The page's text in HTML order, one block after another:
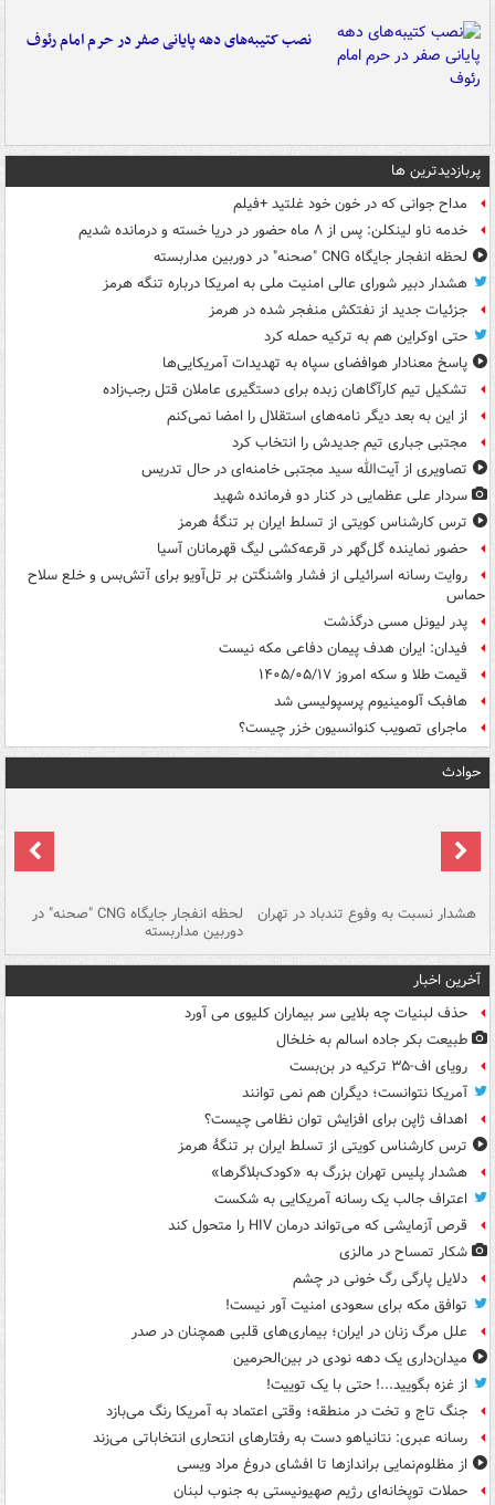
نصب کتیبه‌های دهه پایانی صفر در حرم امام رئوف
پربازدیدترین ها
مداح جوانی که در خون خود غلتید +فیلم
خدمه ناو لینکلن: پس از ۸ ماه حضور در دریا خسته و درمانده‌ شدیم
لحظه انفجار جایگاه CNG "صحنه" در دوربین مداربسته
هشدار دبیر شورای عالی امنیت ملی به امریکا درباره تنگه هرمز
جزئیات جدید از نفتکش منفجر شده در هرمز
حتی اوکراین هم به ترکیه حمله کرد
پاسخ معنادار هوافضای سپاه به تهدیدات آمریکایی‌ها
تشکیل تیم کارآگاهان زبده برای دستگیری عاملان قتل رجب‌زاده
از این به بعد دیگر نامه‌های استقلال را امضا نمی‌کنم
مجتبی جباری تیم جدیدش را انتخاب کرد
تصاویری از آیت‌الله سید مجتبی خامنه‌ای در حال تدریس
سردار علی عظمایی در کنار دو فرمانده شهید
ترس کارشناس کویتی از تسلط ایران بر تنگۀ هرمز
حضور نماینده گل‌گهر در قرعه‌کشی لیگ قهرمانان آسیا
روایت رسانه اسرائیلی از فشار واشنگتن بر تل‌آویو برای آتش‌بس و خلع سلاح
حماس
پدر لیونل مسی درگذشت
فیدان: ایران هدف پیمان دفاعی مکه نیست
قیمت طلا و سکه امروز ۱۴۰۵/۰۵/۱۷
هافبک آلومینیوم پرسپولیسی شد
ماجرای تصویب کنوانسیون خزر چیست؟
حوادث
هشدار نسبت به وفوع تندباد در تهران لحظه انفجار جایگاه CNG "صحنه" در
دوربین مداربسته
آخرین اخبار
حذف لبنیات چه بلایی سر بیماران کلیوی می آورد
طبیعت بکر جاده اسالم به خلخال
رویای اف-۳۵ ترکیه در بن‌بست
آمریکا نتوانست؛ دیگران هم نمی توانند
اهداف ژاپن برای افزایش توان نظامی چیست؟
ترس کارشناس کویتی از تسلط ایران بر تنگۀ هرمز
هشدار پلیس تهران بزرگ به «کودک‌بلاگرها»
اعتراف جالب یک رسانه آمریکایی به شکست
قرص آزمایشی که می‌تواند درمان HIV را متحول کند
شکار تمساح در مالزی
دلایل پارگی رگ خونی در چشم
توافق مکه برای سعودی امنیت آور نیست!
علل مرگ زنان در ایران؛ بیماری‌های قلبی همچنان در صدر
میدان‌داری یک دهه نودی در بین‌الحرمین
از غزه بگویید...! حتی با یک توییت!
جنگ تاج و تخت در منطقه؛ وقتی اعتماد به آمریکا رنگ می‌بازد
رسانه عبری: نتانیاهو دست به رفتارهای انتحاری انتخاباتی می‌زند
از مظلوم‌نمایی براندازها تا افشای دروغ مراد ویسی
حملات توپخانه‌ای رژیم صهیونیستی به جنوب لبنان